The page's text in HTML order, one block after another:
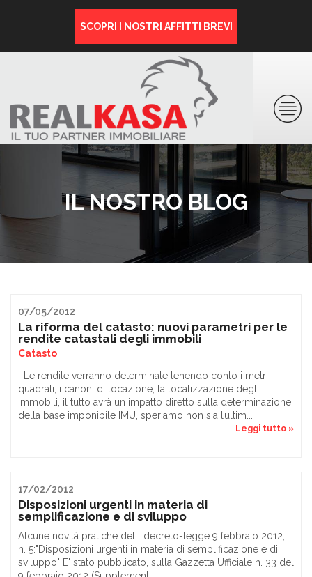
SCOPRI I NOSTRI AFFITTI BREVI
IL NOSTRO BLOG
07/05/2012
La riforma del catasto: nuovi parametri per le
rendite catastali degli immobili
Catasto
Le rendite verranno determinate tenendo conto i metri
quadrati, i canoni di locazione, la localizzazione degli
immobili, il tutto avrà un impatto diretto sulla determinazione
della base imponibile IMU, speriamo non sia l’ultim...
Leggi tutto »
17/02/2012
Disposizioni urgenti in materia di
semplificazione e di sviluppo
Alcune novità pratiche del decreto-legge 9 febbraio 2012,
n. 5:"Disposizioni urgenti in materia di semplificazione e di
sviluppo" E' stato pubblicato, sulla Gazzetta Ufficiale n. 33 del